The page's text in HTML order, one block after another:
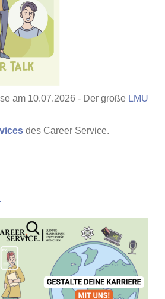
am 10.07.2026 - Der große LMU
des Career Service.